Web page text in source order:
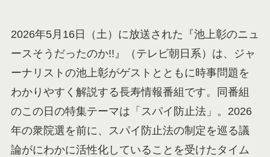
2026年5月16日（土）に放送された『池上彰のニュ
ースそうだったのか!!』（テレビ朝日系）は、ジャ
ーナリストの池上彰がゲストとともに時事問題を
わかりやすく解説する長寿情報番組です。同番組
のこの日の特集テーマは「スパイ防止法」。2026
年の衆院選を前に、スパイ防止法の制定を巡る議
論がにわかに活性化していることを受けたタイム